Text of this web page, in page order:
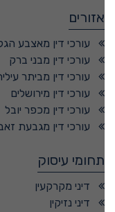
אזורים
עורכי דין מאצבע הגליל
עורכי דין מבני ברק
עורכי דין מביתר עילית
עורכי דין מירושלים
עורכי דין מכפר יובל
עורכי דין מגבעת זאב
תחומי עיסוק
דיני מקרקעין
דיני נזיקין